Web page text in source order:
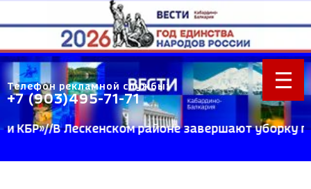
Телефон рекламной службы:
+7 (903)495-71-71
В Лескенском районе завершают уборку